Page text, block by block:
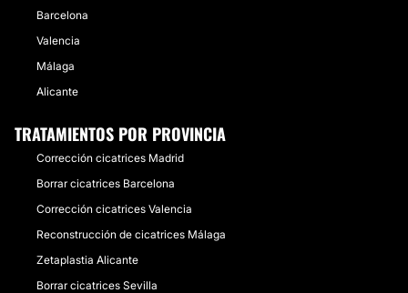
Barcelona
Valencia
Málaga
Alicante
TRATAMIENTOS POR PROVINCIA
Corrección cicatrices Madrid
Borrar cicatrices Barcelona
Corrección cicatrices Valencia
Reconstrucción de cicatrices Málaga
Zetaplastia Alicante
Borrar cicatrices Sevilla